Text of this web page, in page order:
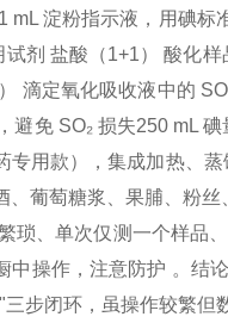
mL 淀粉指示液，用碘标
试剂 盐酸（1+1） 酸化
滴定氧化吸收液中的
避免 SO₂ 损失250 mL
专用款），集成加热、
、葡萄糖浆、果脯、粉
琐、单次仅测一个样品
操作，注意防护 。 结
步闭环，虽操作较繁